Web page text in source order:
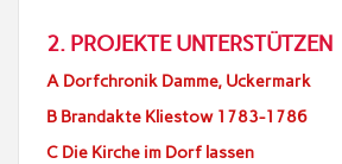
2. PROJEKTE UNTERSTÜTZEN
A Dorfchronik Damme, Uckermark
B Brandakte Kliestow 1783-1786
C Die Kirche im Dorf lassen